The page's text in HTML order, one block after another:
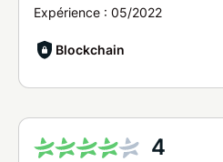
Expérience : 05/2022
Blockchain
4